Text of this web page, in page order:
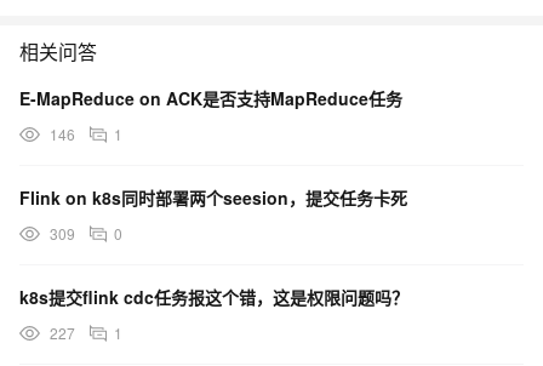
相关问答
E-MapReduce on ACK是否支持MapReduce任务
146 1
Flink on k8s同时部署两个seesion，提交任务卡死
309 0
k8s提交flink cdc任务报这个错，这是权限问题吗？
227 1